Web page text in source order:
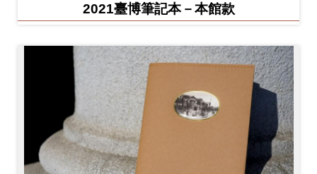
2021臺博筆記本－本館款